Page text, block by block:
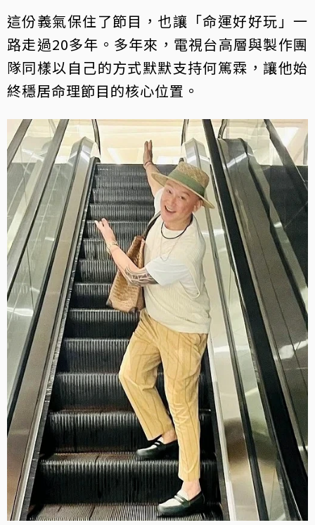
這份義氣保住了節目，也讓「命運好好玩」一
路走過20多年。多年來，電視台高層與製作團
隊同樣以自己的方式默默支持何篤霖，讓他始
終穩居命理節目的核心位置。